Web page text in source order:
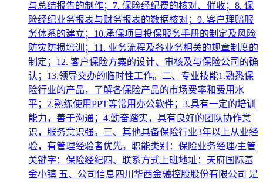
与总结报告的制作；7. 保险经纪费的核对、催收；8. 保
险经纪业务报表与财务报表的数据核对；9. 客户理赔服
务体系的建立；10.承保项目投保服务手册的制定及风险
防灾防损培训；11. 业务流程及各业务相关的规章制度的
制定；12. 客户保险方案的设计、审核及与保险公司的确
认；13.领导交办的临时性工作。二、专业技能1.熟悉保
险行业的产品，了解各保险产品的市场费率和费用水
平；2.熟练使用PPT等常用办公软件；3.具有一定的培训
能力，善于沟通；4.勤奋踏实，具有良好的团队协作意
识，服务意识强。三、其他具备保险行业3年以上从业经
验，有管理经验者优先。职能类别：保险业务经理/主管
关键字：保险经纪四、联系方式上班地址：天府国际基
金小镇 五、公司信息四川华西金融控股股份有限公司 是